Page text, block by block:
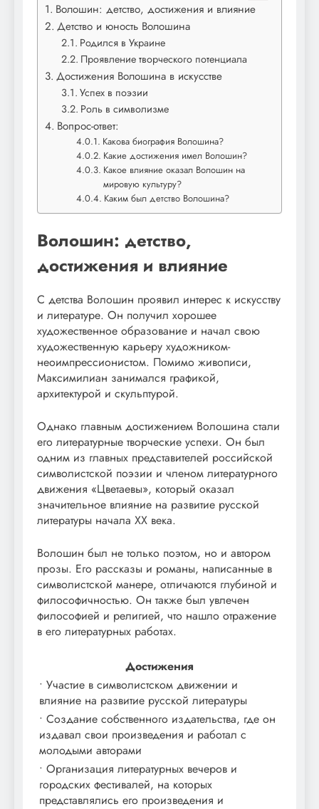
Волошин: детство, достижения и влияние
Детство и юность Волошина
Родился в Украине
Проявление творческого потенциала
Достижения Волошина в искусстве
Успех в поэзии
Роль в символизме
Вопрос-ответ:
Какова биография Волошина?
Какие достижения имел Волошин?
Какое влияние оказал Волошин на
мировую культуру?
Каким был детство Волошина?
Волошин: детство,
достижения и влияние
С детства Волошин проявил интерес к искусству
и литературе. Он получил хорошее
художественное образование и начал свою
художественную карьеру художником-
неоимпрессионистом. Помимо живописи,
Максимилиан занимался графикой,
архитектурой и скульптурой.
Однако главным достижением Волошина стали
его литературные творческие успехи. Он был
одним из главных представителей российской
символистской поэзии и членом литературного
движения «Цветаевы», который оказал
значительное влияние на развитие русской
литературы начала XX века.
Волошин был не только поэтом, но и автором
прозы. Его рассказы и романы, написанные в
символистской манере, отличаются глубиной и
философичностью. Он также был увлечен
философией и религией, что нашло отражение
в его литературных работах.
Достижения
• Участие в символистском движении и
влияние на развитие русской литературы
• Создание собственного издательства, где он
издавал свои произведения и работал с
молодыми авторами
• Организация литературных вечеров и
городских фестивалей, на которых
представлялись его произведения и